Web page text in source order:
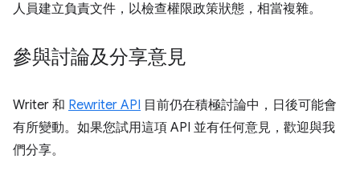
人員建立負責文件，以檢查權限政策狀態，相當複雜。
參與討論及分享意見
Writer 和 Rewriter API 目前仍在積極討論中，日後可能會
有所變動。如果您試用這項 API 並有任何意見，歡迎與我
們分享。